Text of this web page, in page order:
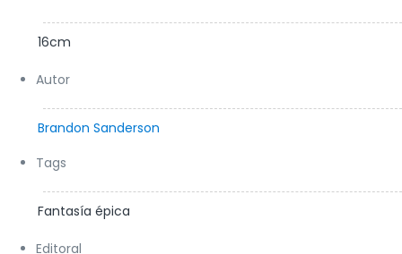
16cm
Autor
Brandon Sanderson
Tags
Fantasía épica
Editoral